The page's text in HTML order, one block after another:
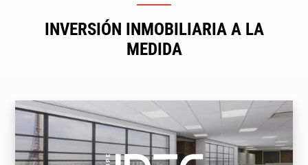
INVERSIÓN INMOBILIARIA A LA
MEDIDA